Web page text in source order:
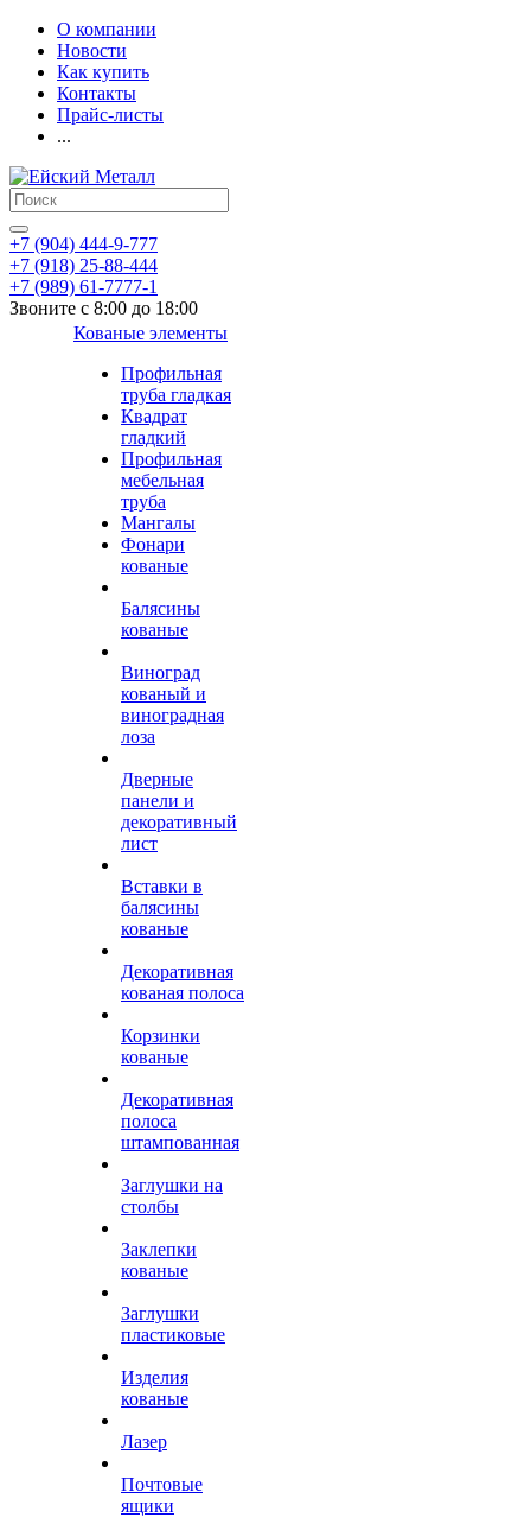
О компании
Новости
Как купить
Контакты
Прайс-листы
...
+7 (904) 444-9-777
+7 (918) 25-88-444
+7 (989) 61-7777-1
Звоните с 8:00 до 18:00
Кованые элементы
Профильная
труба гладкая
Квадрат
гладкий
Профильная
мебельная
труба
Мангалы
Фонари
кованые
Балясины
кованые
Виноград
кованый и
виноградная
лоза
Дверные
панели и
декоративный
лист
Вставки в
балясины
кованые
Декоративная
кованая полоса
Корзинки
кованые
Декоративная
полоса
штампованная
Заглушки на
столбы
Заклепки
кованые
Заглушки
пластиковые
Изделия
кованые
Лазер
Почтовые
ящики